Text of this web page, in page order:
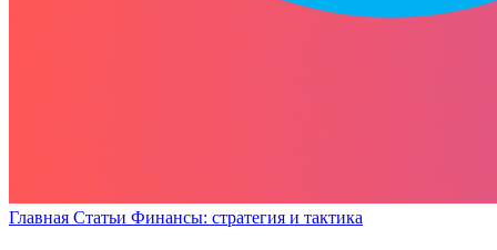
Главная Статьи Финансы: стратегия и тактика